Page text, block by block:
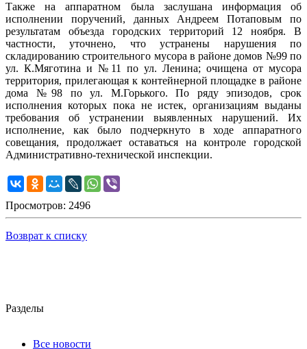
Также на аппаратном была заслушана информация об
исполнении поручений, данных Андреем Потаповым по
результатам объезда городских территорий 12 ноября. В
частности, уточнено, что устранены нарушения по
складированию строительного мусора в районе домов №99 по
ул. К.Мяготина и №11 по ул. Ленина; очищена от мусора
территория, прилегающая к контейнерной площадке в районе
дома №98 по ул. М.Горького. По ряду эпизодов, срок
исполнения которых пока не истек, организациям выданы
требования об устранении выявленных нарушений. Их
исполнение, как было подчеркнуто в ходе аппаратного
совещания, продолжает оставаться на контроле городской
Административно-технической инспекции.
Просмотров: 2496
Возврат к списку
Разделы
Все новости